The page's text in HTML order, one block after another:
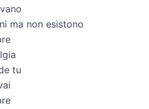
ma non esistono
tu